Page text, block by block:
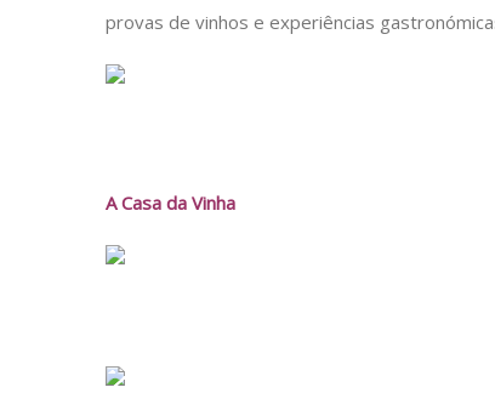
provas de vinhos e experiências
A Casa da Vinha